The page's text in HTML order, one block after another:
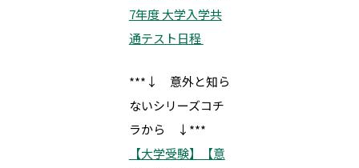
7年度 大学入学共
通テスト日程
***↓ 意外と知ら
ないシリーズコチ
ラから ↓***
【大学受験】【意